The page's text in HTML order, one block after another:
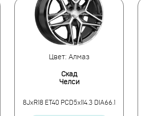
Цвет: Алмаз
Скад
Челси
8JxR18 ET40 PCD5x114.3 DIA66.1